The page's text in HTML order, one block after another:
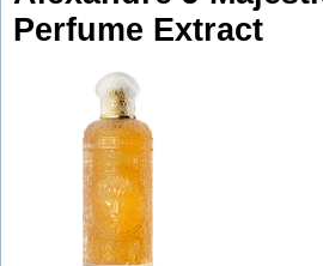
Perfume Extract